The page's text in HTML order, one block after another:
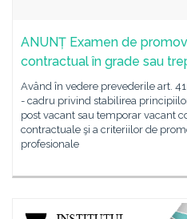
ANUNȚ Examen de
contractual în grade sau
Având în vedere prevederile art.
- cadru privind stabilirea
post vacant sau temporar vacant
contractuale şi a criteriilor de
profesionale